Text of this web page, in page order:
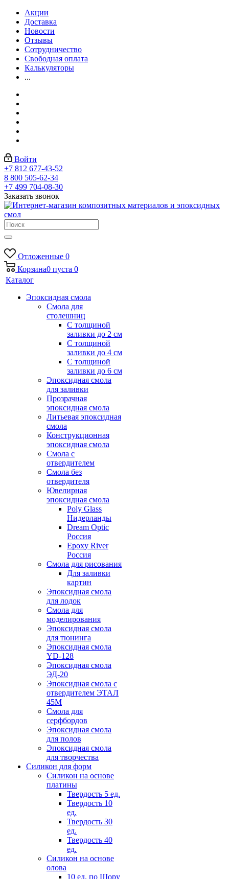
Акции
Доставка
Новости
Отзывы
Сотрудничество
Свободная оплата
Калькуляторы
...
Войти
+7 812 677-43-52
8 800 505-62-34
+7 499 704-08-30
Заказать звонок
Отложенные 0
Корзина0 пуста 0
Каталог
Эпоксидная смола
Смола для
столешниц
С толщиной
заливки до 2 см
С толщиной
заливки до 4 см
С толщиной
заливки до 6 см
Эпоксидная смола
для заливки
Прозрачная
эпоксидная смола
Литьевая эпоксидная
смола
Конструкционная
эпоксидная смола
Смола с
отвердителем
Смола без
отвердителя
Ювелирная
эпоксидная смола
Poly Glass
Нидерланды
Dream Optic
Россия
Epoxy River
Россия
Смола для рисования
Для заливки
картин
Эпоксидная смола
для лодок
Смола для
моделирования
Эпоксидная смола
для тюнинга
Эпоксидная смола
YD-128
Эпоксидная смола
ЭД-20
Эпоксидная смола с
отвердителем ЭТАЛ
45М
Смола для
серфбордов
Эпоксидная смола
для полов
Эпоксидная смола
для творчества
Силикон для форм
Силикон на основе
платины
Твердость 5 ед.
Твердость 10
ед.
Твердость 30
ед.
Твердость 40
ед.
Силикон на основе
олова
10 ед. по Шору